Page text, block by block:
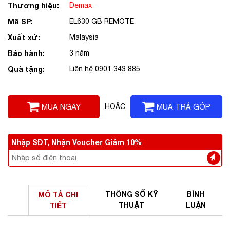
Thương hiệu: Demax
Mã SP: EL630 GB REMOTE
Xuất xứ: Malaysia
Bảo hành: 3 năm
Quà tặng: Liên hệ 0901 343 885
MUA NGAY HOẶC MUA TRẢ GÓP
Nhập SĐT, Nhận Voucher Giảm 10%
MÔ TẢ CHI
TIẾT
THÔNG SỐ KỸ
THUẬT
BÌNH
LUẬN